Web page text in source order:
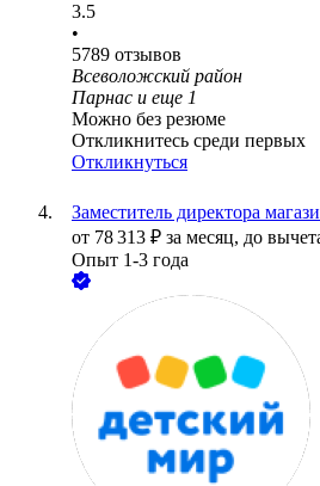
3.5
•
5789 отзывов
Всеволожский район
Парнас и еще 1
Можно без резюме
Откликнитесь среди первых
Откликнуться
Заместитель директора
от 78 313 ₽ за месяц, до
Опыт 1-3 года